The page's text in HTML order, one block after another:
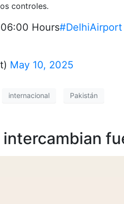
controles.
Hours#DelhiAirport
May 10, 2025
internacional Pakistán